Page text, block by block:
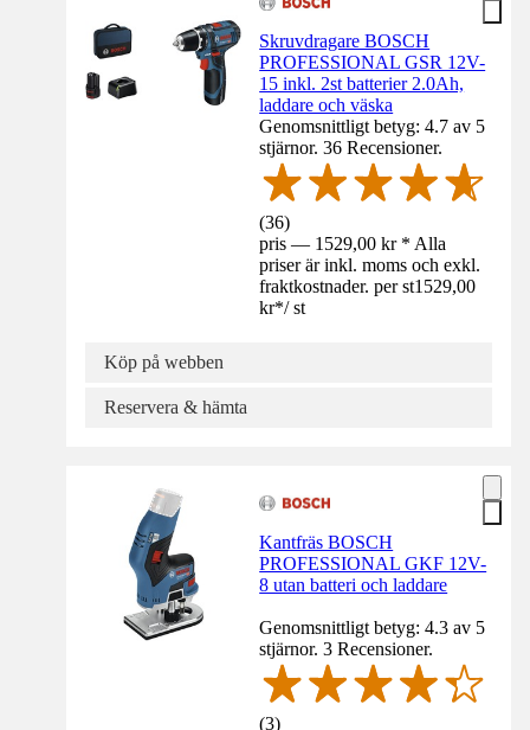
Skruvdragare BOSCH
PROFESSIONAL GSR 12V-
15 inkl. 2st batterier 2.0Ah,
laddare och väska
Genomsnittligt betyg: 4.7 av 5
stjärnor. 36 Recensioner.
(36)
pris — 1529,00 kr * Alla
priser är inkl. moms och exkl.
fraktkostnader. per st1529,00
kr*/ st
Köp på webben
Reservera & hämta
Kantfräs BOSCH
PROFESSIONAL GKF 12V-
8 utan batteri och laddare
Genomsnittligt betyg: 4.3 av 5
stjärnor. 3 Recensioner.
(3)